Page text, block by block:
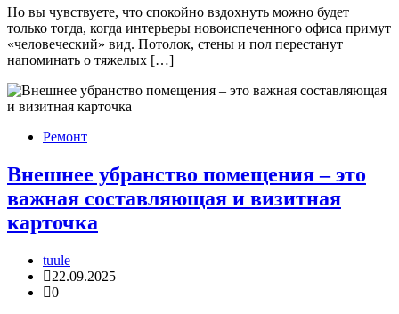
Но вы чувствуете, что спокойно вздохнуть можно будет
только тогда, когда интерьеры новоиспеченного офиса примут
«человеческий» вид. Потолок, стены и пол перестанут
напоминать о тяжелых […]
Ремонт
Внешнее убранство помещения – это
важная составляющая и визитная
карточка
tuule
22.09.2025
0